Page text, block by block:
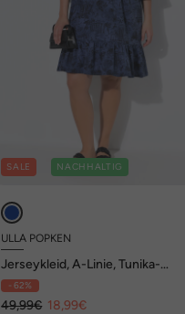
SALE NACHHALTIG
ULLA POPKEN
Jerseykleid, A-Linie, Tunika-
Ausschnitt, 3/4-Arm
- 62%
49,99€ 18,99€